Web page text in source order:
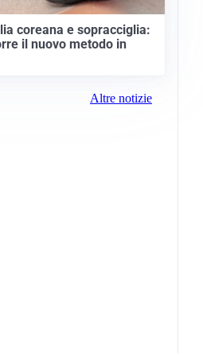
coreana e sopracciglia:
il nuovo metodo in
Altre notizie